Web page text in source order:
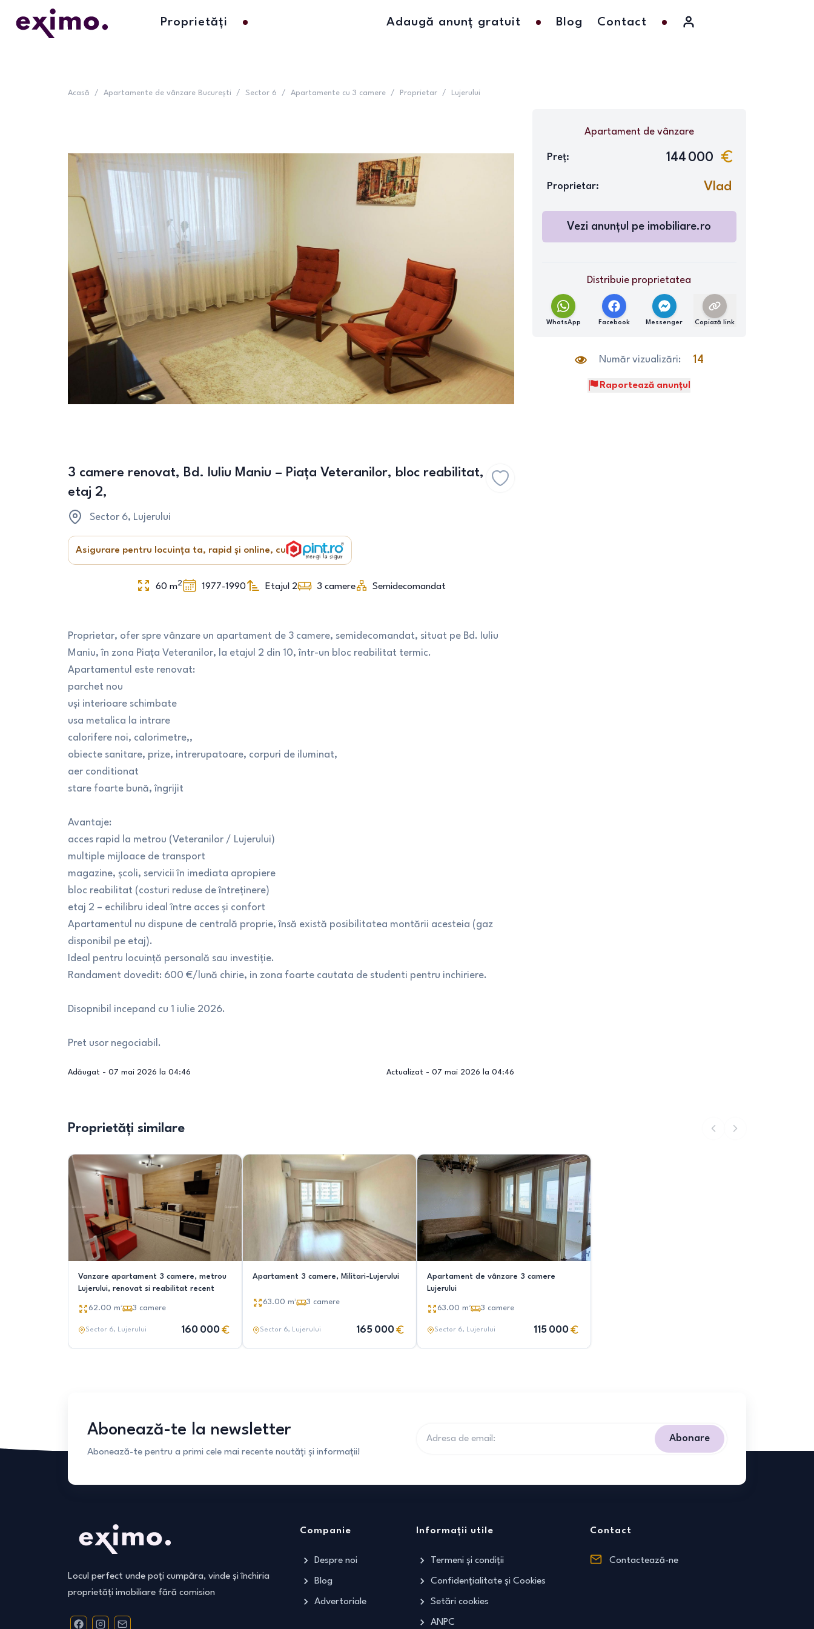
Proprietăți Adaugă anunț gratuit Blog Contact
Acasă / Apartamente de vânzare București / Sector 6 / Apartamente cu 3 camere / Proprietar / Lujerului
3 camere renovat, Bd. Iuliu Maniu – Piața Veteranilor, bloc reabilitat,
etaj 2,
Sector 6, Lujerului
Asigurare pentru locuința ta, rapid și online, cu
60 m2 1977-1990 Etajul 2 3 camere Semidecomandat
Proprietar, ofer spre vânzare un apartament de 3 camere, semidecomandat, situat pe Bd. Iuliu
Maniu, în zona Piața Veteranilor, la etajul 2 din 10, într-un bloc reabilitat termic.
Apartamentul este renovat:
parchet nou
uși interioare schimbate
usa metalica la intrare
calorifere noi, calorimetre,,
obiecte sanitare, prize, intrerupatoare, corpuri de iluminat,
aer conditionat
stare foarte bună, îngrijit
Avantaje:
acces rapid la metrou (Veteranilor / Lujerului)
multiple mijloace de transport
magazine, școli, servicii în imediata apropiere
bloc reabilitat (costuri reduse de întreținere)
etaj 2 – echilibru ideal între acces și confort
Apartamentul nu dispune de centrală proprie, însă există posibilitatea montării acesteia (gaz
disponibil pe etaj).
Ideal pentru locuință personală sau investiție.
Randament dovedit: 600 €/lună chirie, in zona foarte cautata de studenti pentru inchiriere.
Disopnibil incepand cu 1 iulie 2026.
Pret usor negociabil.
Adăugat - 07 mai 2026 la 04:46 Actualizat - 07 mai 2026 la 04:46
Apartamentde vânzare
Preț: 144 000
Proprietar: Vlad
Vezi anunțul pe imobiliare.ro
Distribuie proprietatea
WhatsApp Facebook Messenger Copiază link
Număr vizualizări: 14
Raportează anunțul
Proprietăți similare
Vanzare apartament 3 camere, metrou
Lujerului, renovat si reabilitat recent
62.00 m² 3 camere
Sector 6, Lujerului 160 000
Apartament 3 camere, Militari-Lujerului
63.00 m² 3 camere
Sector 6, Lujerului 165 000
Apartament de vânzare 3 camere
Lujerului
63.00 m² 3 camere
Sector 6, Lujerului 115 000
Abonează-te la newsletter
Abonează-te pentru a primi cele mai recente noutăți și informații!
Abonare
Locul perfect unde poți cumpăra, vinde și închiria
proprietăți imobiliare fără comision
Companie
Despre noi
Blog
Advertoriale
Informații utile
Termeni și condiții
Confidențialitate și Cookies
Setări cookies
ANPC
Contact
Contactează-ne